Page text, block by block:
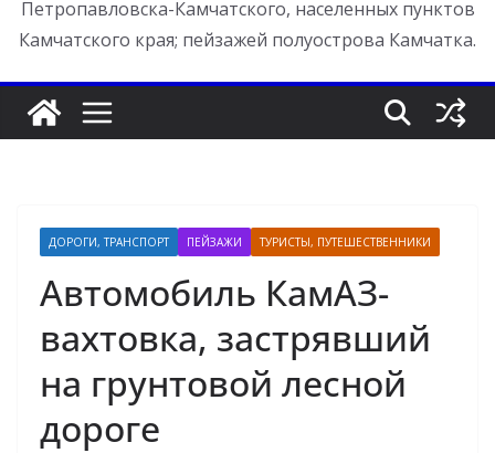
Петропавловска-Камчатского, населенных пунктов
Камчатского края; пейзажей полуострова Камчатка.
ДОРОГИ, ТРАНСПОРТ ПЕЙЗАЖИ ТУРИСТЫ, ПУТЕШЕСТВЕННИКИ
Автомобиль КамАЗ-
вахтовка, застрявший
на грунтовой лесной
дороге